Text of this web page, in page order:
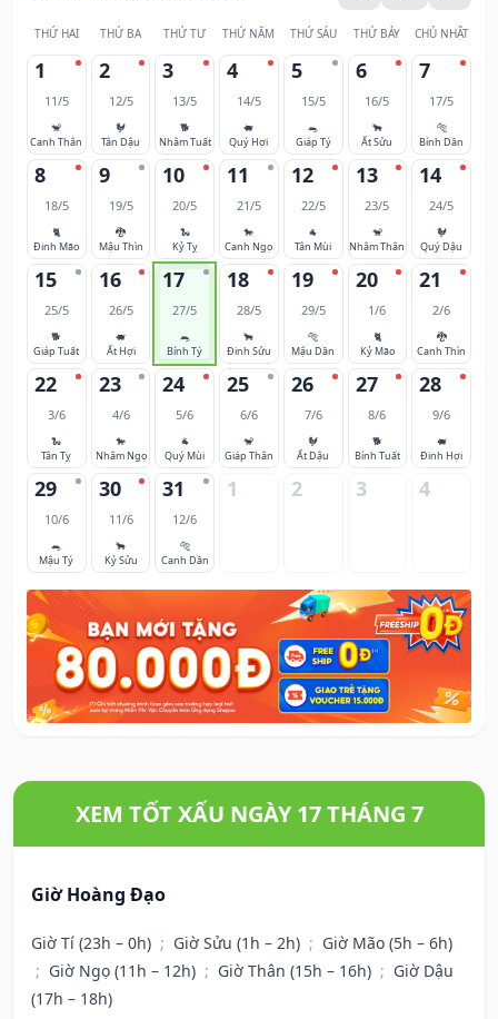
THỨ HAI THỨ BA THỨ TƯ THỨ NĂM THỨ SÁU THỨ BẢY CHỦ NHẬT
1
11/5
🐒
Canh Thân
2
12/5
🐓
Tân Dậu
3
13/5
🐕
Nhâm Tuất
4
14/5
🐖
Quý Hợi
5
15/5
🐀
Giáp Tý
6
16/5
🐂
Ất Sửu
7
17/5
🐅
Bính Dần
8
18/5
🐈
Đinh Mão
9
19/5
🐉
Mậu Thìn
10
20/5
🐍
Kỷ Tỵ
11
21/5
🐎
Canh Ngọ
12
22/5
🐐
Tân Mùi
13
23/5
🐒
Nhâm Thân
14
24/5
🐓
Quý Dậu
15
25/5
🐕
Giáp Tuất
16
26/5
🐖
Ất Hợi
17
27/5
🐀
Bính Tý
18
28/5
🐂
Đinh Sửu
19
29/5
🐅
Mậu Dần
20
1/6
🐈
Kỷ Mão
21
2/6
🐉
Canh Thìn
22
3/6
🐍
Tân Tỵ
23
4/6
🐎
Nhâm Ngọ
24
5/6
🐐
Quý Mùi
25
6/6
🐒
Giáp Thân
26
7/6
🐓
Ất Dậu
27
8/6
🐕
Bính Tuất
28
9/6
🐖
Đinh Hợi
29
10/6
🐀
Mậu Tý
30
11/6
🐂
Kỷ Sửu
31
12/6
🐅
Canh Dần
1 2 3 4
XEM TỐT XẤU NGÀY 17 THÁNG 7
Giờ Hoàng Đạo
Giờ Tí (23h – 0h) ; Giờ Sửu (1h – 2h) ; Giờ Mão (5h – 6h)
; Giờ Ngọ (11h – 12h) ; Giờ Thân (15h – 16h) ; Giờ Dậu
(17h – 18h)